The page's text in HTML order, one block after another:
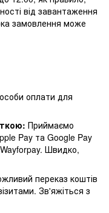
від завантаження
замовлення може
оплати для
Приймаємо
Pay та Google Pay
Швидко,
переказ коштів
Зв'яжіться з